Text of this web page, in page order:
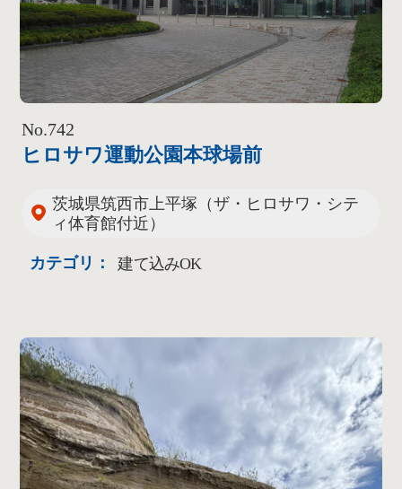
No.742
ヒロサワ運動公園本球場前
茨城県筑西市上平塚（ザ・ヒロサワ・シテ
ィ体育館付近）
カテゴリ： 建て込みOK